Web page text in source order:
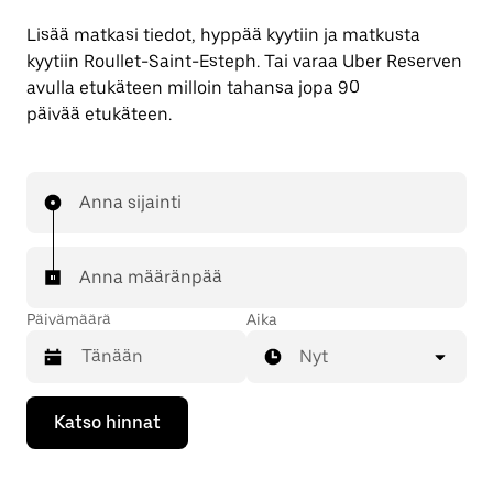
Lisää matkasi tiedot, hyppää kyytiin ja matkusta
kyytiin Roullet-Saint-Esteph. Tai varaa Uber Reserven
avulla etukäteen milloin tahansa jopa 90
päivää etukäteen.
Anna sijainti
Anna määränpää
Päivämäärä
Valitse
päivämäärä
kalenterissa
Aika
Nyt
Katso hinnat